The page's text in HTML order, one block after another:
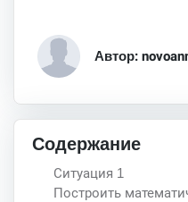
Автор:
Содержание
Ситуация 1
Построить